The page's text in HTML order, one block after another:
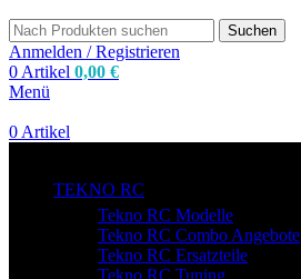
Suchen
Anmelden / Registrieren
0 Artikel 0,00 €
Menü
0 Artikel
TEKNO RC
Tekno RC Modelle
Tekno RC Combo Angebote
Tekno RC Ersatzteile